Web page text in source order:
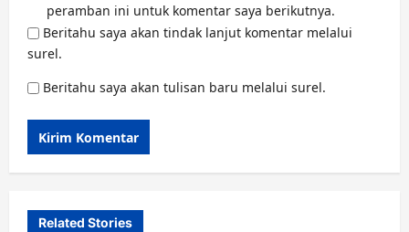
peramban ini untuk komentar saya berikutnya.
Beritahu saya akan tindak lanjut komentar melalui
surel.
Beritahu saya akan tulisan baru melalui surel.
Related Stories